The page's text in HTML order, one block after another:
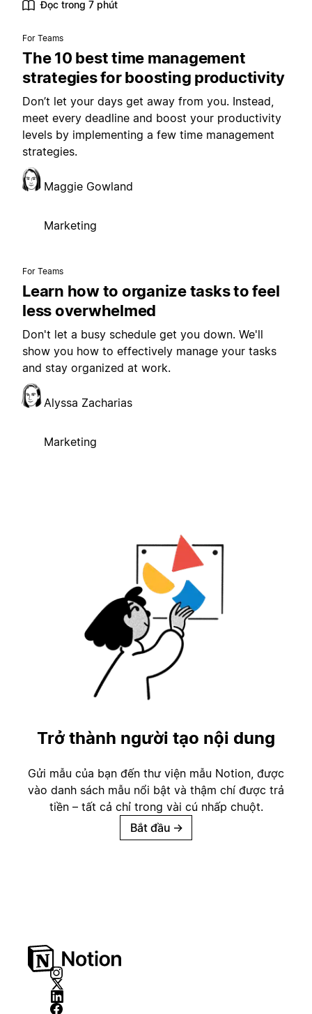
Đọc trong 7 phút
For Teams
The 10 best time management
strategies for boosting productivity
Don’t let your days get away from you. Instead,
meet every deadline and boost your productivity
levels by implementing a few time management
strategies.
Maggie Gowland
Marketing
For Teams
Learn how to organize tasks to feel
less overwhelmed
Don't let a busy schedule get you down. We'll
show you how to effectively manage your tasks
and stay organized at work.
Alyssa Zacharias
Marketing
Trở thành người tạo nội dung
Gửi mẫu của bạn đến thư viện mẫu Notion, được
vào danh sách mẫu nổi bật và thậm chí được trả
tiền – tất cả chỉ trong vài cú nhấp chuột.
Bắt đầu →